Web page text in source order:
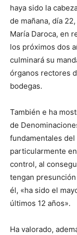
haya sido la
de mañana, día
María Daroca, en
los próximos dos
culminará su
órganos rectores
bodegas.
También e ha
de
fundamentales del
particularmente
control, al
tengan
él, «ha sido el
últimos 12 años».
Ha valorado,